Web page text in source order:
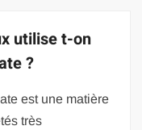
utilise t-on
?
est une matière
très